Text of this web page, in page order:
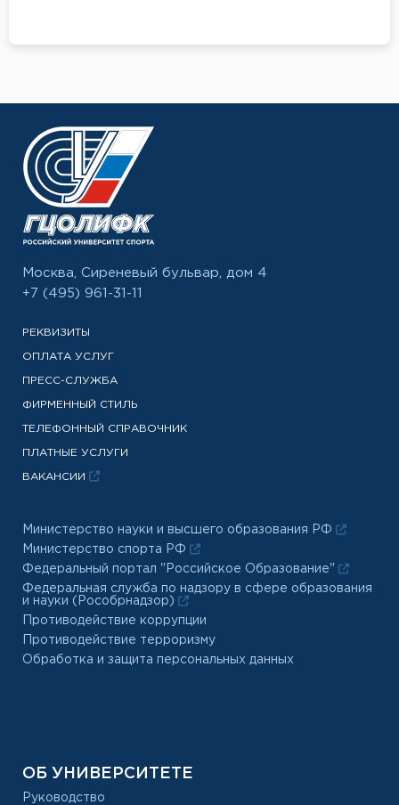
Москва, Сиреневый бульвар, дом 4
+7 (495) 961-31-11
РЕКВИЗИТЫ
ОПЛАТА УСЛУГ
ПРЕСС-СЛУЖБА
ФИРМЕННЫЙ СТИЛЬ
ТЕЛЕФОННЫЙ СПРАВОЧНИК
ПЛАТНЫЕ УСЛУГИ
ВАКАНСИИ
Министерство науки и высшего образования РФ
Министерство спорта РФ
Федеральный портал "Российское Образование"
Федеральная служба по надзору в сфере образования
и науки (Рособрнадзор)
Противодействие коррупции
Противодействие терроризму
Обработка и защита персональных данных
ОБ УНИВЕРСИТЕТЕ
Руководство